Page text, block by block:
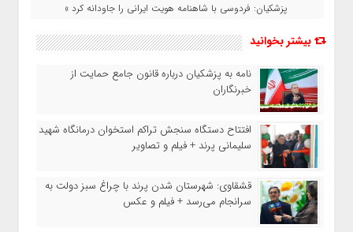
پزشکیان: فردوسی با شاهنامه هویت ایرانی را جاودانه کرد »
بیشتر بخوانید
نامه به پزشکیان درباره قانون جامع حمایت از
خبرنگاران
افتتاح دستگاه سنجش تراکم استخوان درمانگاه شهید
سلیمانی پرند + فیلم و تصاویر
قشقاوی: شهرستان شدن پرند با چراغ سبز دولت به
سرانجام می‌رسد + فیلم و عکس